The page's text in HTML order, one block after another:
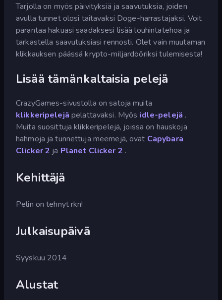
Tarjolla on myös päivityksiä ja saavutuksia, joiden
avulla tunnet olosi taitavaksi Doge-harrastajaksi. Voit
parantaa hakuasi saadaksesi lisää louhintatehoa ja
tarkastella saavutuksiasi rennosti. Olet vain muutaman
klikkauksen päässä krypto-miljardööriksi tulemisesta!
Lisää tämänkaltaisia pelejä
CrazyGames-sivustolla on satoja muita
klikkeripelejä pelattavaksi. Myös idle-pelejä .
Muita suosittuja klikkeripelejä, joissa on hauskoja
hahmoja ja tunnettuja meemejä, ovat Capybara
Clicker 2 ja Planet Clicker 2 .
Kehittäjä
Pelin on tehnyt rkn!
Julkaisupäivä
Syyskuu 2014
Alustat